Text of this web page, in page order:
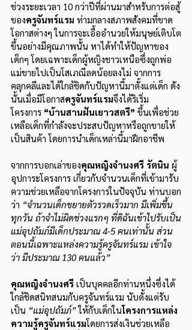
ช่วงระยะเวลา 10 กว่าปีที่ผ่านมาสำหรับการต่อสู้
ของครูจันทร์แรม ท่ามกลางสภาพสังคมที่ขาด
โอกาสต่างๆ ในการจะเอื้ออำนวยให้มนุษย์เติบโต
ขึ้นอย่างมีคุณภาพนั้น หาได้ทำให้ปัญหาของ
เด็กๆ โดยเฉพาะเด็กผู้หญิงชาวเหนือซึ่งถูกพ่อ
แม่ขายไปเป็นโสเภณีลดน้อยลงไม่ จากการ
คลุกคลีและได้ใกล้ชิดกับปัญหานี้มาตั้งแต่เด็ก ดัง
นั้นเมื่อมีโอกาสครูจันทร์แรมจึงได้ริเริ่ม
โครงการ “บ้านสานฝันเยาวสตรี” ขึ้นเพื่อช่วย
เหลือเด็กที่กำลังจะประสบปัญหาหรือถูกขายให้
เป็นสินค้า โดยการนำเด็กเหล่านี้มาฝึกอาชีพ
จากการบอกเล่าของคุณหญิงจำนงศรี รัตนิน ผู้
อุปการะโครงการ เกี่ยวกับจำนวนเด็กที่เข้ามารับ
ความช่วยเหลือจากโครงการในปัจจุบัน ท่านบอก
ว่า “จำนวนเด็กขยายตัวรวดเร็วมาก มีเพิ่มขึ้น
ทุกวัน ถ้าจำไม่ผิดช่วงแรกๆ ที่ดิฉันเข้าไปรับเป็น
แม่อุปถัมภ์มีเด็กประมาณ 4-5 คนเท่านั้น ส่วน
ตอนนี้เฉพาะแหล่งความรู้ครูจันทร์แรม เข้าใจ
ว่า มีประมาณ 130 คนแล้ว”
คุณหญิงจำนงศรี เป็นบุคคลอีกท่านหนึ่งซึ่งได้
ใกล้ชิดสนิทสนมกับครูจันทร์แรม นับตั้งแต่รับ
เป็น “แม่อุปถัมภ์” ให้กับเด็กในโครงการแหล่ง
ความรู้ครูจันทร์แรมโดยการส่งเงินช่วยเหลือ